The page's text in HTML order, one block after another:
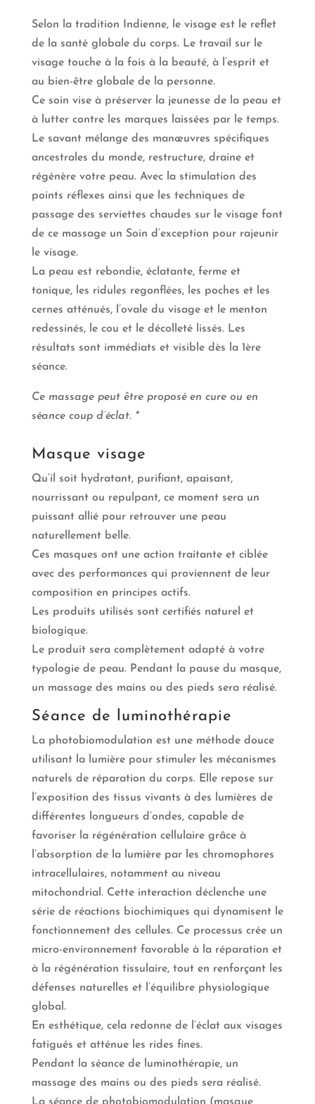
Selon la tradition Indienne, le visage est le reflet
de la santé globale du corps. Le travail sur le
visage touche à la fois à la beauté, à l’esprit et
au bien-être globale de la personne.
Ce soin vise à préserver la jeunesse de la peau et
à lutter contre les marques laissées par le temps.
Le savant mélange des manœuvres spécifiques
ancestrales du monde, restructure, draine et
régénère votre peau. Avec la stimulation des
points réflexes ainsi que les techniques de
passage des serviettes chaudes sur le visage font
de ce massage un Soin d’exception pour rajeunir
le visage.
La peau est rebondie, éclatante, ferme et
tonique, les ridules regonflées, les poches et les
cernes atténués, l’ovale du visage et le menton
redessinés, le cou et le décolleté lissés. Les
résultats sont immédiats et visible dès la 1ère
séance.
Ce massage peut être proposé en cure ou en
séance coup d’éclat. *
Masque visage
Qu’il soit hydratant, purifiant, apaisant,
nourrissant ou repulpant, ce moment sera un
puissant allié pour retrouver une peau
naturellement belle.
Ces masques ont une action traitante et ciblée
avec des performances qui proviennent de leur
composition en principes actifs.
Les produits utilisés sont certifiés naturel et
biologique.
Le produit sera complètement adapté à votre
typologie de peau. Pendant la pause du masque,
un massage des mains ou des pieds sera réalisé.
Séance de luminothérapie
La photobiomodulation est une méthode douce
utilisant la lumière pour stimuler les mécanismes
naturels de réparation du corps. Elle repose sur
l’exposition des tissus vivants à des lumières de
différentes longueurs d’ondes, capable de
favoriser la régénération cellulaire grâce à
l’absorption de la lumière par les chromophores
intracellulaires, notamment au niveau
mitochondrial. Cette interaction déclenche une
série de réactions biochimiques qui dynamisent le
fonctionnement des cellules. Ce processus crée un
micro-environnement favorable à la réparation et
à la régénération tissulaire, tout en renforçant les
défenses naturelles et l’équilibre physiologique
global.
En esthétique, cela redonne de l’éclat aux visages
fatigués et atténue les rides fines.
Pendant la séance de luminothérapie, un
massage des mains ou des pieds sera réalisé.